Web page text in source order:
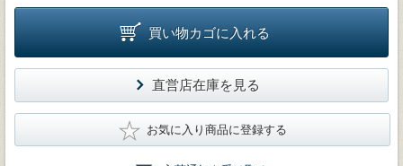
買い物カゴに入れる
直営店在庫を見る
★ お気に入り商品に登録する